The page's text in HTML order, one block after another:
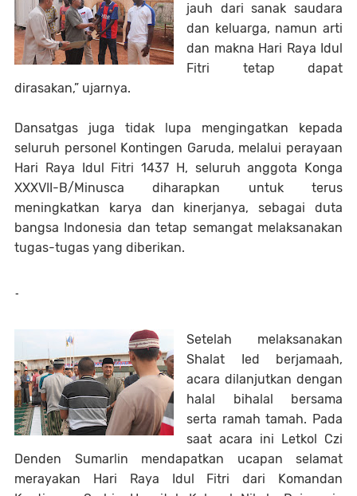
jauh dari sanak saudara
dan keluarga, namun arti
dan makna Hari Raya Idul
Fitri tetap dapat
dirasakan,” ujarnya.
Dansatgas juga tidak lupa mengingatkan kepada
seluruh personel Kontingen Garuda, melalui perayaan
Hari Raya Idul Fitri 1437 H, seluruh anggota Konga
XXXVII-B/Minusca diharapkan untuk terus
meningkatkan karya dan kinerjanya, sebagai duta
bangsa Indonesia dan tetap semangat melaksanakan
tugas-tugas yang diberikan.
-
Setelah melaksanakan
Shalat Ied berjamaah,
acara dilanjutkan dengan
halal bihalal bersama
serta ramah tamah. Pada
saat acara ini Letkol Czi
Denden Sumarlin mendapatkan ucapan selamat
merayakan Hari Raya Idul Fitri dari Komandan